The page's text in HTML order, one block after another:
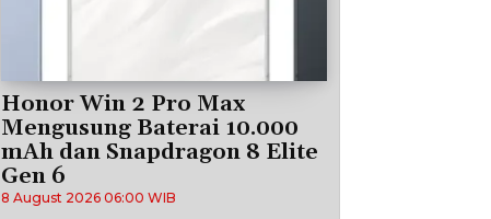
Honor Win 2 Pro Max
Mengusung Baterai 10.000
mAh dan Snapdragon 8 Elite
Gen 6
8 August 2026 06:00 WIB